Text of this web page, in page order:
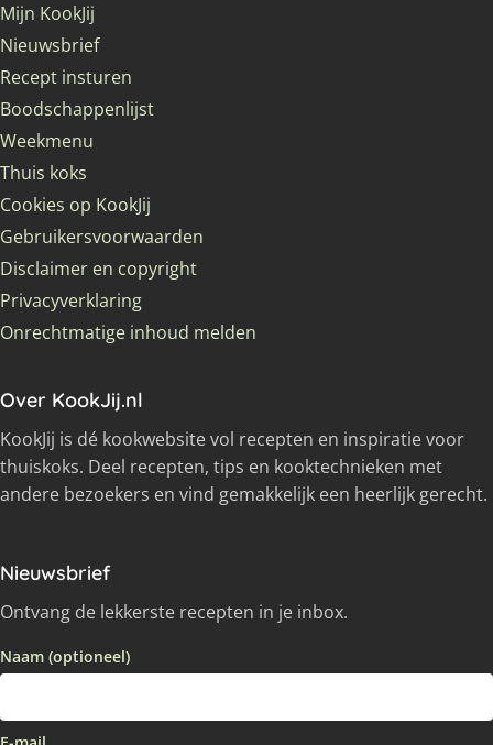
Mijn KookJij
Nieuwsbrief
Recept insturen
Boodschappenlijst
Weekmenu
Thuis koks
Cookies op KookJij
Gebruikersvoorwaarden
Disclaimer en copyright
Privacyverklaring
Onrechtmatige inhoud melden
Over KookJij.nl
KookJij is dé kookwebsite vol recepten en inspiratie voor
thuiskoks. Deel recepten, tips en kooktechnieken met
andere bezoekers en vind gemakkelijk een heerlijk gerecht.
Nieuwsbrief
Ontvang de lekkerste recepten in je inbox.
Naam (optioneel)